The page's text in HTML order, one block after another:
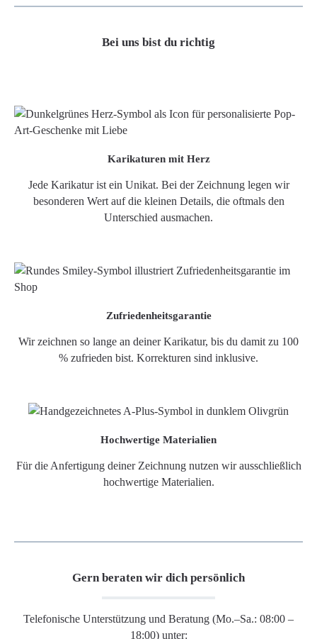
Bei uns bist du richtig
Karikaturen mit Herz
Jede Karikatur ist ein Unikat. Bei der Zeichnung legen wir
besonderen Wert auf die kleinen Details, die oftmals den
Unterschied ausmachen.
Zufriedenheitsgarantie
Wir zeichnen so lange an deiner Karikatur, bis du damit zu 100
% zufrieden bist. Korrekturen sind inklusive.
Hochwertige Materialien
Für die Anfertigung deiner Zeichnung nutzen wir ausschließlich
hochwertige Materialien.
Gern beraten wir dich persönlich
Telefonische Unterstützung und Beratung (Mo.–Sa.: 08:00 –
18:00) unter: